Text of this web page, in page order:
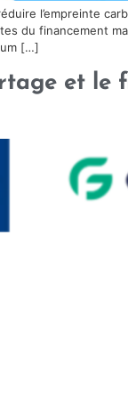
l’empreinte
du financement
[…]
et le